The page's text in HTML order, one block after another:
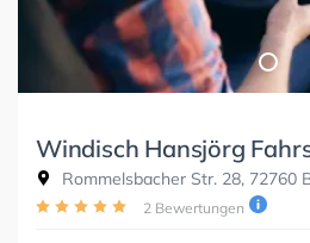
Windisch Hansjörg
Rommelsbacher Str. 28, 72760
2 Bewertungen